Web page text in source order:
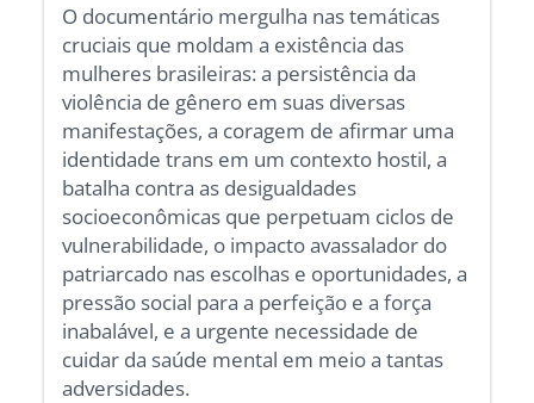
O documentário mergulha nas temáticas
cruciais que moldam a existência das
mulheres brasileiras: a persistência da
violência de gênero em suas diversas
manifestações, a coragem de afirmar uma
identidade trans em um contexto hostil, a
batalha contra as desigualdades
socioeconômicas que perpetuam ciclos de
vulnerabilidade, o impacto avassalador do
patriarcado nas escolhas e oportunidades, a
pressão social para a perfeição e a força
inabalável, e a urgente necessidade de
cuidar da saúde mental em meio a tantas
adversidades.